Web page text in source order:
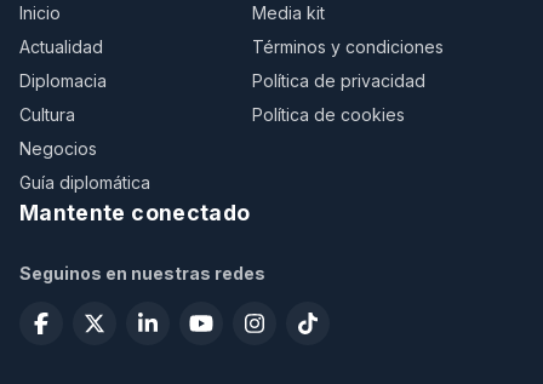
Inicio
Actualidad
Diplomacia
Cultura
Negocios
Guía diplomática
Media kit
Términos y condiciones
Política de privacidad
Política de cookies
Mantente conectado
Seguinos en nuestras redes